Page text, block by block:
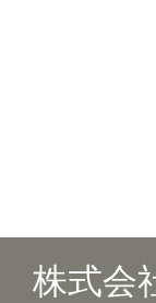
株式会